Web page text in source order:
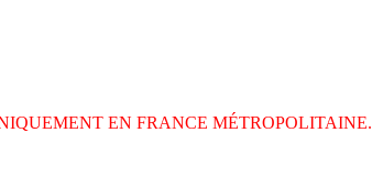
EN FRANCE MÉTROPOLITAINE.